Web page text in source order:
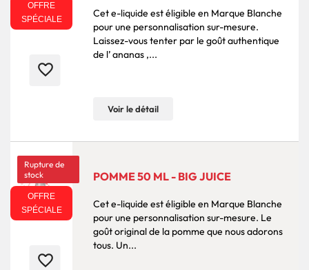
OFFRE
SPÉCIALE
favorite_border
Cet e-liquide est éligible en Marque Blanche
pour une personnalisation sur-mesure.
Laissez-vous tenter par le goût authentique
de l’ ananas ,...
Voir le détail
OFFRE
SPÉCIALE
Rupture de
stock
favorite_border
POMME 50 ML - BIG JUICE
Cet e-liquide est éligible en Marque Blanche
pour une personnalisation sur-mesure. Le
goût original de la pomme que nous adorons
tous. Un...